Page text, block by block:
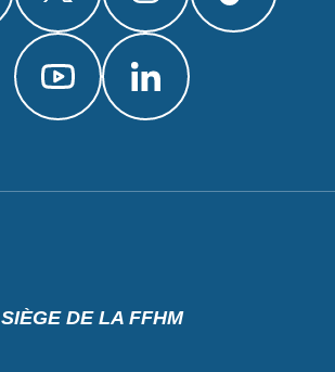
SIÈGE DE LA FFHM